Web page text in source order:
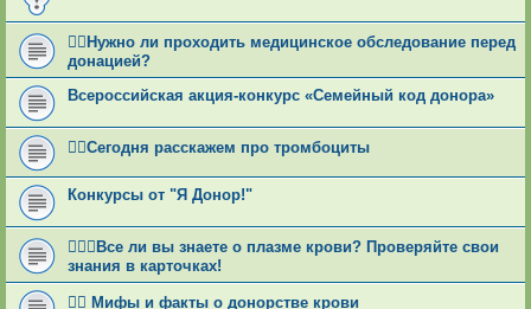
👩‍⚕Нужно ли проходить медицинское обследование перед
донацией?
Всероссийская акция-конкурс «Семейный код донора»
👩‍⚕Сегодня расскажем про тромбоциты
Конкурсы от "Я Донор!"
👩🏻‍⚕Все ли вы знаете о плазме крови? Проверяйте свои
знания в карточках!
🕵‍♂ Мифы и факты о донорстве крови